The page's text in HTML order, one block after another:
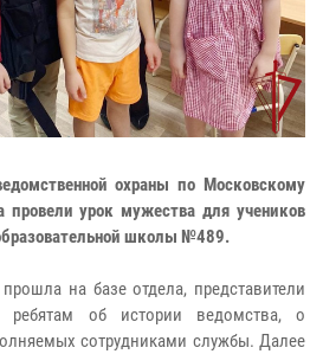
охраны по Московскому
провели урок мужества для учеников
школы №489.
на базе отдела, представители
ребятам об истории ведомства, о
сотрудниками службы. Далее